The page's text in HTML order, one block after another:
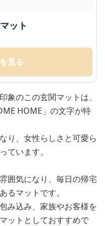
ット
見る
象のこの玄関マットは、
HOME」の文字が特
り、女性らしさと可愛ら
ています。
囲気になり、毎日の帰宅
るマットです。
み込み、家族やお客様を
ットとしておすすめで